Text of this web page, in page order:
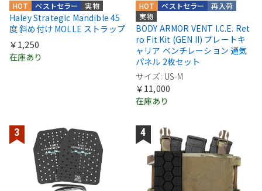
実物
ベストセラー
HOT
Haley Strategic Mandible 45
度 斜め付け MOLLE ストラップ
￥1,250
在庫あり
実物
再入荷
ベストセラー
HOT
BODY ARMOR VENT I.C.E. Ret
ro Fit Kit (GEN II) プレートキ
ャリア ベンチレーション 通気
パネル 2枚セット
サイズ: US-M
￥11,000
在庫あり